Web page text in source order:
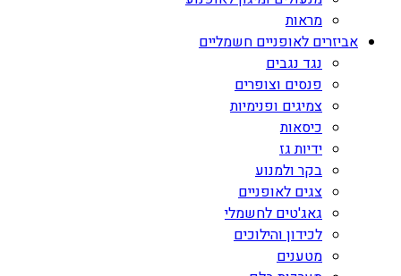
מראות
אביזרים לאופניים חשמליים
נגד נגבים
פנסים וצופרים
צמיגים ופנימיות
כיסאות
ידיות גז
בקר ולמנוע
צגים לאופניים
גאג'טים לחשמלי
לכידון והילוכים
מטענים